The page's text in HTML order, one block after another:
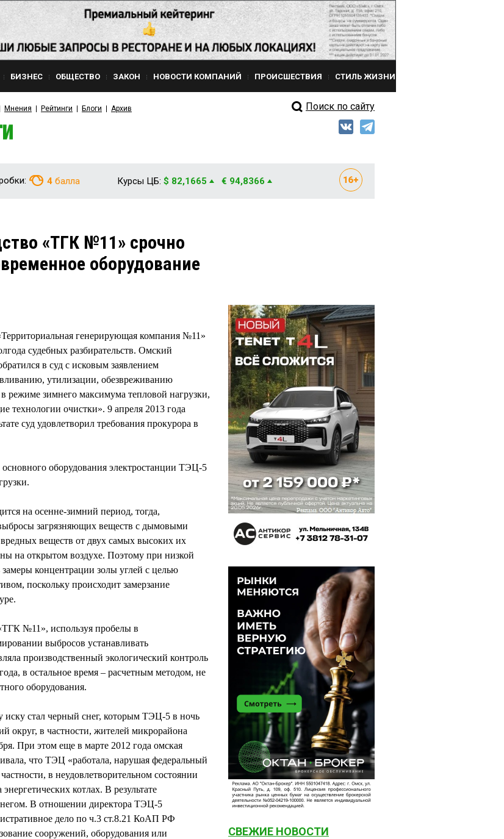
БИЗНЕС ОБЩЕСТВО ЗАКОН НОВОСТИ КОМПАНИЙ ПРОИСШЕСТВИЯ СТИЛЬ ЖИЗНИ
Мнения Рейтинги Блоги Архив Поиск по сайту
4 балла Курсы ЦБ: $ 82,1665 € 94,8366
«ТГК №11» срочно
оборудование
генерирующая компания №11»
судебных разбирательств. Омский
в суд с исковым заявлением
утилизации, обезвреживанию
режиме зимнего максимума тепловой нагрузки,
технологии очистки». 9 апреля 2013 года
суд удовлетворил требования прокурора в
оборудования электростанции ТЭЦ-5
на осенне-зимний период, тогда,
загрязняющих веществ с дымовыми
веществ от двух самых высоких их
на открытом воздухе. Поэтому при низкой
концентрации золы углей с целью
поскольку происходит замерзание
№11», используя пробелы в
выбросов устанавливать
производственный экологический контроль
в остальное время – расчетным методом, не
оборудования.
иску стал черный снег, которым ТЭЦ-5 в ночь
округ, в частности, жителей микрорайона
При этом еще в марте 2012 года омская
что ТЭЦ «работала, нарушая федеральный
в неудовлетворительном состоянии
котлах. В результате
В отношении директора ТЭЦ-5
дело по ч.3 ст.8.21 КоАП РФ
сооружений, оборудования или
СВЕЖИЕ НОВОСТИ